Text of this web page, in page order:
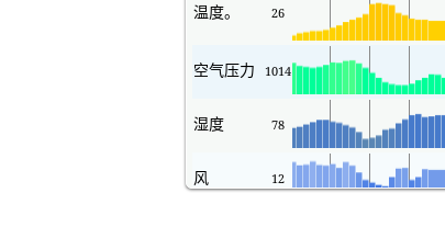
温度。 26
空气压力 1014
湿度 78
风 12